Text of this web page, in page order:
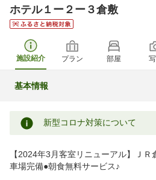
ホテル１ー２ー３倉敷
施設紹介 プラン 部屋
基本情報
新型コロナ対策について
【2024年3月客室リニューアル】Ｊ
車場完備●朝食無料サービス♪